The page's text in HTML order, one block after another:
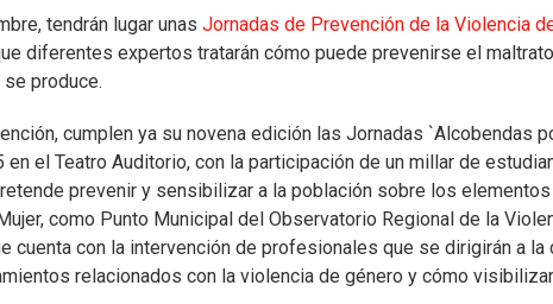
tendrán lugar unasJornadas de Prevención de la Violencia
diferentes expertos tratarán cómo puede prevenirse el
produce.
cumplen ya su novena edición las Jornadas `Alcobendas
en el Teatro Auditorio, con la participación de un millar de
prevenir y sensibilizar a la población sobre los
como Punto Municipal del Observatorio Regional de la
cuenta con la intervención de profesionales que se dirigirán a la
relacionados con la violencia de género y cómo